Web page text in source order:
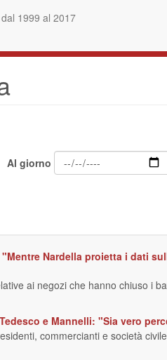
1999 al 2017
Al giorno
Nardella proietta i dati
ai negozi che hanno chiuso i
e Mannelli: "Sia vero
commercianti e società